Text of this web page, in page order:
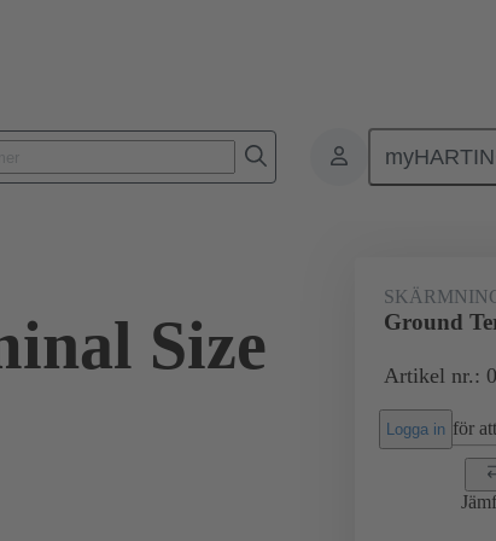
Tillbehör
Size
Ground
Artikel nr.:
Logga in för